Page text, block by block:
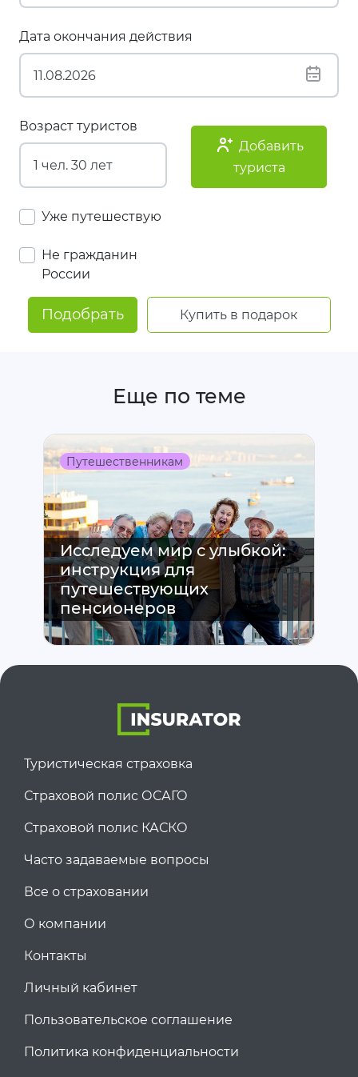
Дата окончания действия
Возраст туристов
Добавить
туриста
Уже путешествую
Не гражданин
России
Подобрать Купить в подарок
Еще по теме
Путешественникам
Исследуем мир с улыбкой:
инструкция для
путешествующих
пенсионеров
Туристическая страховка
Страховой полис ОСАГО
Страховой полис КАСКО
Часто задаваемые вопросы
Все о страховании
О компании
Контакты
Личный кабинет
Пользовательское соглашение
Политика конфиденциальности